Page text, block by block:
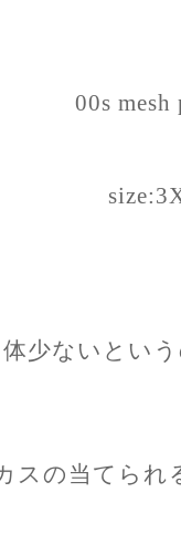
00s mesh
少ないとい
スの当てら